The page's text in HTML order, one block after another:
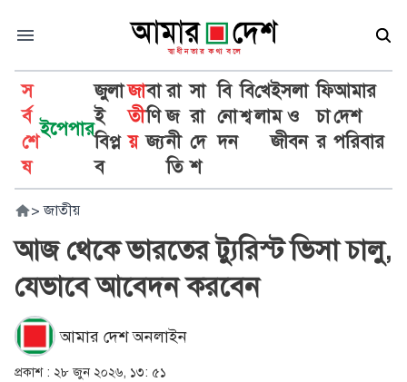
স
র্ব
শে
ষ
ইপেপার
জুলা
ই
বিপ্ল
ব
জা
তী
য়
বা
ণি
জ্য
রা
জ
নী
তি
সা
রা
দে
শ
বি
নো
দন
বি
শ্ব
খে
লা
ইসলা
ম ও
জীবন
ফি
চা
র
আমার
দেশ
পরিবার
> জাতীয়
আজ থেকে ভারতের ট্যুরিস্ট ভিসা চালু,
যেভাবে আবেদন করবেন
আমার দেশ অনলাইন
প্রকাশ : ২৮ জুন ২০২৬, ১৩: ৫১